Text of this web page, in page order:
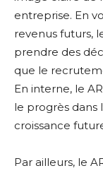
entreprise. En
revenus futurs,
prendre des
que le
En interne, le
le progrès dans
croissance
Par ailleurs, le